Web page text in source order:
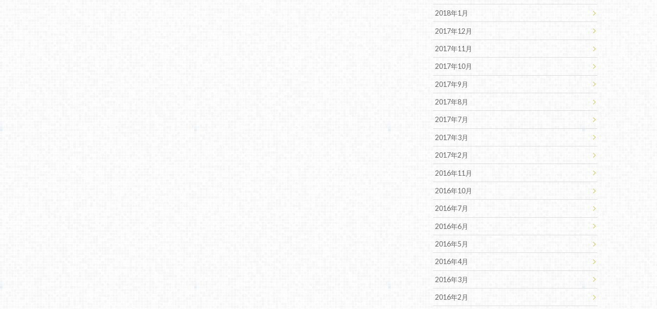
2018年1月
2017年12月
2017年11月
2017年10月
2017年9月
2017年8月
2017年7月
2017年3月
2017年2月
2016年11月
2016年10月
2016年7月
2016年6月
2016年5月
2016年4月
2016年3月
2016年2月